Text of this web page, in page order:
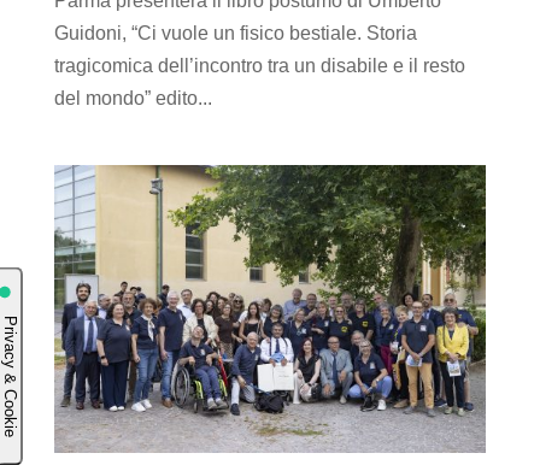
Guidoni, “Ci vuole un fisico bestiale. Storia
tragicomica dell’incontro tra un disabile e il resto
del mondo” edito...